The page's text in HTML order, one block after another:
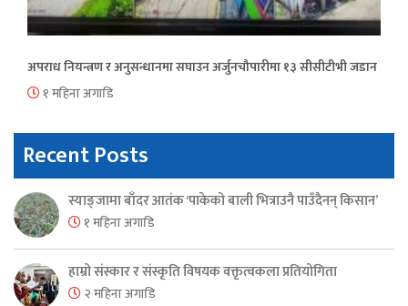
अपराध नियन्त्रण र अनुसन्धानमा सघाउन अर्जुनचौपारीमा १३ सीसीटीभी जडान
१ महिना अगाडि
Recent Posts
स्याङ्जामा बाँदर आतंक ‘पाकेको बाली भित्राउनै पाउँदैनन् किसान’
१ महिना अगाडि
हाम्रो संस्कार र संस्कृति विषयक वक्तृत्वकला प्रतियोगिता
२ महिना अगाडि